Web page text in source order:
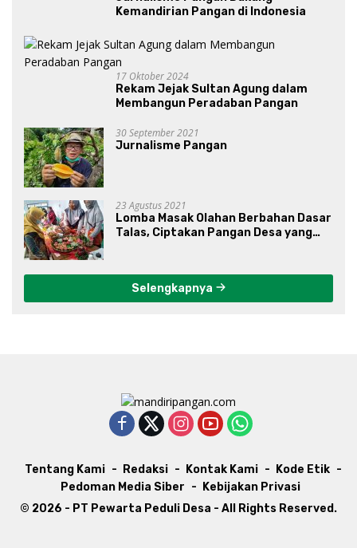
Kemandirian Pangan di Indonesia
17 Oktober 2024
Rekam Jejak Sultan Agung dalam
Membangun Peradaban Pangan
30 September 2021
Jurnalisme Pangan
23 Agustus 2021
Lomba Masak Olahan Berbahan Dasar
Talas, Ciptakan Pangan Desa yang
Selengkapnya
Tentang Kami Redaksi Kontak Kami
Kode Etik
Pedoman Media Siber
Kebijakan Privasi
© 2026 - PT Pewarta Peduli Desa - All Rights Reserved.